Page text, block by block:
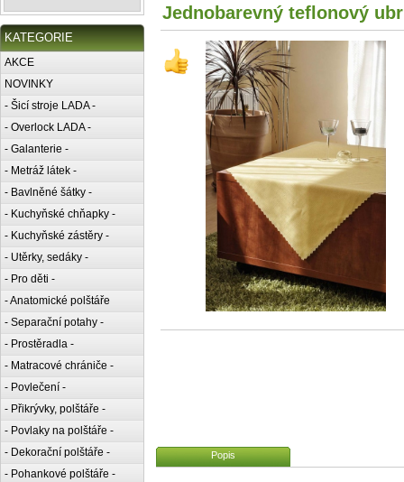
KATEGORIE
AKCE
NOVINKY
- Šicí stroje LADA -
- Overlock LADA -
- Galanterie -
- Metráž látek -
- Bavlněné šátky -
- Kuchyňské chňapky -
- Kuchyňské zástěry -
- Utěrky, sedáky -
- Pro děti -
- Anatomické polštáře
- Separační potahy -
- Prostěradla -
- Matracové chrániče -
- Povlečení -
- Přikrývky, polštáře -
- Povlaky na polštáře -
- Dekorační polštáře -
- Pohankové polštáře -
Jednobarevný teflonový
Popis